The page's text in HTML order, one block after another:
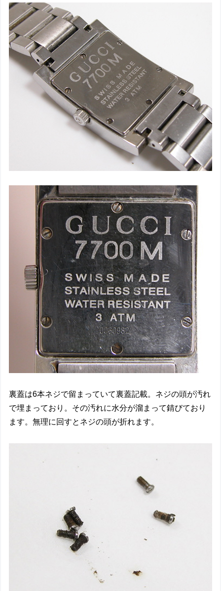
裏蓋は6本ネジで留まっていて裏蓋記載。ネジの頭が汚れ
で埋まっており。その汚れに水分が溜まって錆びており
ます。無理に回すとネジの頭が折れます。